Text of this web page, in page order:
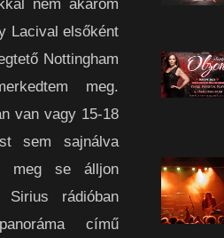
nem akarom
Lacival elsőként
Nottingham
meg.
van vagy 15-18
sem sajnálva
meg se álljon
rádióban
című